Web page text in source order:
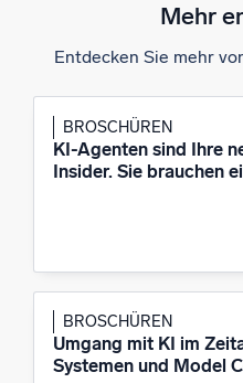
Mehr
Entdecken Sie mehr
BROSCHÜREN
KI-Agenten sind Ihre
Insider. Sie brauchen
BROSCHÜREN
Umgang mit KI im
Systemen und Model